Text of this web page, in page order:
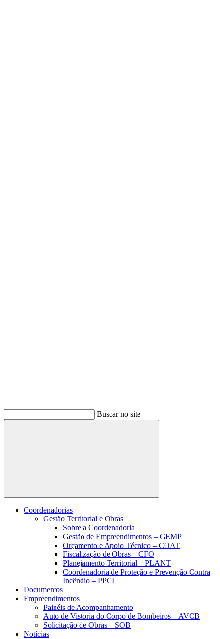
Buscar no site
Buscar
Coordenadorias
Gestão Territorial e Obras
Sobre a Coordenadoria
Gestão de Empreendimentos – GEMP
Orçamento e Apoio Técnico – COAT
Fiscalização de Obras – CFO
Planejamento Territorial – PLANT
Coordenadoria de Proteção e Prevenção Contra
Incêndio – PPCI
Documentos
Empreendimentos
Painéis de Acompanhamento
Auto de Vistoria do Corpo de Bombeiros – AVCB
Solicitação de Obras – SOB
Notícias